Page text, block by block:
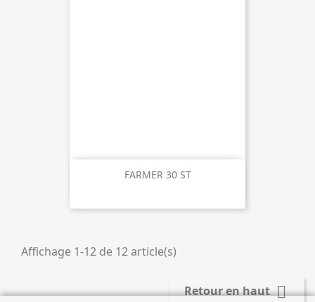
FARMER 30 ST
Affichage 1-12 de 12 article(s)
Retour en haut 